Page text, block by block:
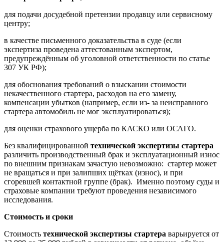
для подачи досудебной претензии продавцу или сервисному
центру;
в качестве письменного доказательства в суде (если
экспертиза проведена аттестованным экспертом,
предупреждённым об уголовной ответственности по статье
307 УК РФ);
для обоснования требований о взыскании стоимости
некачественного стартера, расходов на его замену,
компенсации убытков (например, если из- за неисправного
стартера автомобиль не мог эксплуатироваться);
для оценки страхового ущерба по КАСКО или ОСАГО.
Без квалифицированной технической экспертизы стартера
различить производственный брак и эксплуатационный износ
по внешним признакам зачастую невозможно: стартер может
не вращаться и при залипших щётках (износ), и при
сгоревшей контактной группе (брак). Именно поэтому суды и
страховые компании требуют проведения независимого
исследования.
Стоимость и сроки
Стоимость технической экспертизы стартера варьируется от